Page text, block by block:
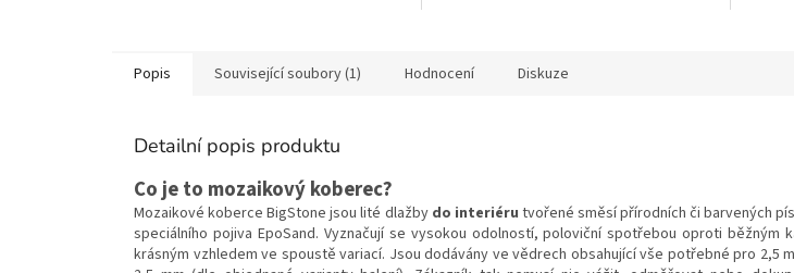
Popis Související soubory (1) Hodnocení Diskuze
Detailní popis produktu
Co je to mozaikový koberec?
Mozaikové koberce BigStone jsou lité dlažby do interiéru tvořené směsí přírodních či barvených
speciálního pojiva EpoSand. Vyznačují se vysokou odolností, poloviční spotřebou oproti běžným
krásným vzhledem ve spoustě variací. Jsou dodávány ve vědrech obsahující vše potřebné pro 2,5